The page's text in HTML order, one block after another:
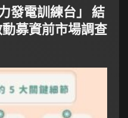
發電訓練台」 結
募資前市場調查